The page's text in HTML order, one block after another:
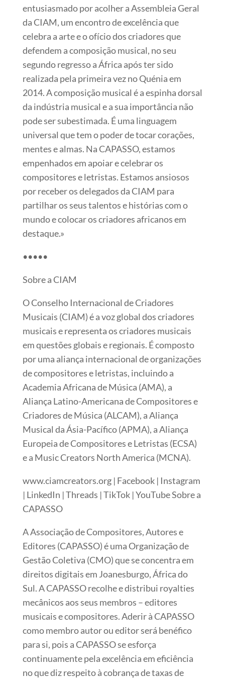
entusiasmado por acolher a Assembleia Geral
da CIAM, um encontro de excelência que
celebra a arte e o ofício dos criadores que
defendem a composição musical, no seu
segundo regresso a África após ter sido
realizada pela primeira vez no Quénia em
2014. A composição musical é a espinha dorsal
da indústria musical e a sua importância não
pode ser subestimada. É uma linguagem
universal que tem o poder de tocar corações,
mentes e almas. Na CAPASSO, estamos
empenhados em apoiar e celebrar os
compositores e letristas. Estamos ansiosos
por receber os delegados da CIAM para
partilhar os seus talentos e histórias com o
mundo e colocar os criadores africanos em
destaque.»
•••••
Sobre a CIAM
O Conselho Internacional de Criadores
Musicais (CIAM) é a voz global dos criadores
musicais e representa os criadores musicais
em questões globais e regionais. É composto
por uma aliança internacional de organizações
de compositores e letristas, incluindo a
Academia Africana de Música (AMA), a
Aliança Latino-Americana de Compositores e
Criadores de Música (ALCAM), a Aliança
Musical da Ásia-Pacífico (APMA), a Aliança
Europeia de Compositores e Letristas (ECSA)
e a Music Creators North America (MCNA).
www.ciamcreators.org | Facebook | Instagram
| LinkedIn | Threads | TikTok | YouTube Sobre a
CAPASSO
A Associação de Compositores, Autores e
Editores (CAPASSO) é uma Organização de
Gestão Coletiva (CMO) que se concentra em
direitos digitais em Joanesburgo, África do
Sul. A CAPASSO recolhe e distribui royalties
mecânicos aos seus membros – editores
musicais e compositores. Aderir à CAPASSO
como membro autor ou editor será benéfico
para si, pois a CAPASSO se esforça
continuamente pela excelência em eficiência
no que diz respeito à cobrança de taxas de